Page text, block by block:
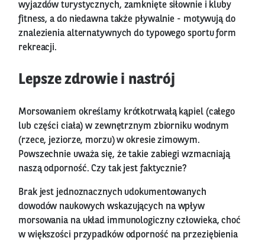
wyjazdów turystycznych, zamknięte siłownie i kluby
fitness, a do niedawna także pływalnie - motywują do
znalezienia alternatywnych do typowego sportu form
rekreacji.
Lepsze zdrowie i nastrój
Morsowaniem określamy krótkotrwałą kąpiel (całego
lub części ciała) w zewnętrznym zbiorniku wodnym
(rzece, jeziorze, morzu) w okresie zimowym.
Powszechnie uważa się, że takie zabiegi wzmacniają
naszą odporność. Czy tak jest faktycznie?
Brak jest jednoznacznych udokumentowanych
dowodów naukowych wskazujących na wpływ
morsowania na układ immunologiczny człowieka, choć
w większości przypadków odporność na przeziębienia